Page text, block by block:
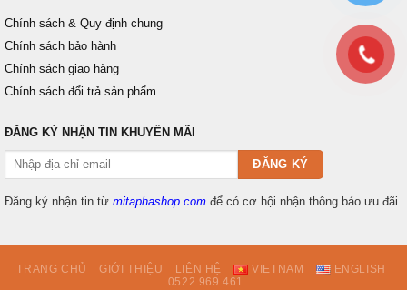
Chính sách & Quy định chung
Chính sách bảo hành
Chính sách giao hàng
Chính sách đổi trả sản phẩm
ĐĂNG KÝ NHẬN TIN KHUYẾN MÃI
Đăng ký nhận tin từ mitaphashop.com để có cơ hội nhận thông báo ưu đãi.
TRANG CHỦ GIỚI THIỆU LIÊN HỆ VIETNAM
ENGLISH
0522 969 461